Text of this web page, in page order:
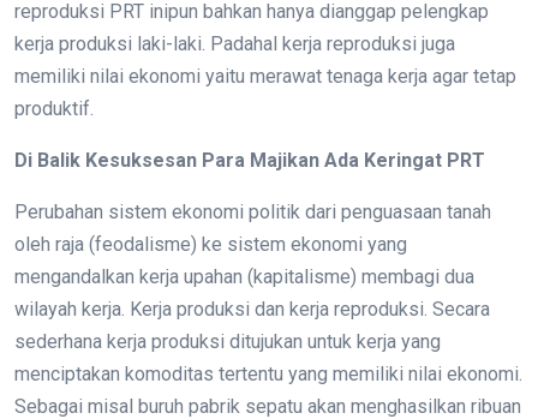
reproduksi PRT inipun bahkan hanya dianggap pelengkap
kerja produksi laki-laki. Padahal kerja reproduksi juga
memiliki nilai ekonomi yaitu merawat tenaga kerja agar tetap
produktif.
Di Balik Kesuksesan Para Majikan Ada Keringat PRT
Perubahan sistem ekonomi politik dari penguasaan tanah
oleh raja (feodalisme) ke sistem ekonomi yang
mengandalkan kerja upahan (kapitalisme) membagi dua
wilayah kerja. Kerja produksi dan kerja reproduksi. Secara
sederhana kerja produksi ditujukan untuk kerja yang
menciptakan komoditas tertentu yang memiliki nilai ekonomi.
Sebagai misal buruh pabrik sepatu akan menghasilkan ribuan